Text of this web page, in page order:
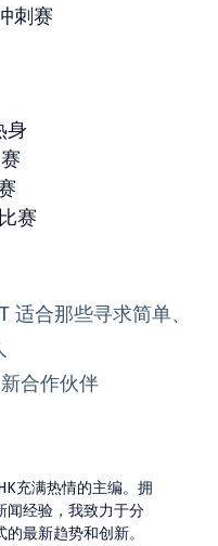
刺赛
身
赛
适合那些寻求简单、
合作伙伴
充满热情的主编。拥
闻经验，我致力于分
最新趋势和创新。